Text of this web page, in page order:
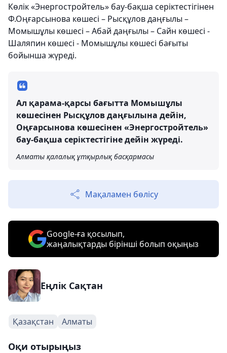
Көлік «Энергостройтель» бау-бақша серіктестігінен
Ф.Оңғарсынова көшесі – Рысқұлов даңғылы –
Момышұлы көшесі – Абай даңғылы – Сайн көшесі -
Шаляпин көшесі - Момышұлы көшесі бағыты
бойынша жүреді.
Ал қарама-қарсы бағытта Момышұлы
көшесінен Рысқұлов даңғылына дейін,
Оңғарсынова көшесінен «Энергостройтель»
бау-бақша серіктестігіне дейін жүреді.
Алматы қалалық ұтқырлық басқармасы
Мақаламен бөлісу
Google-ға қосылып,
жаңалықтарды бірінші болып оқыңыз
Еңлік Сақтан
Қазақстан Алматы
Оқи отырыңыз